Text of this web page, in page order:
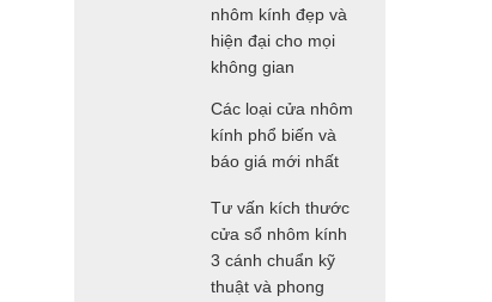
nhôm kính đẹp và
hiện đại cho mọi
không gian
Các loại cửa nhôm
kính phổ biến và
báo giá mới nhất
Tư vấn kích thước
cửa sổ nhôm kính
3 cánh chuẩn kỹ
thuật và phong